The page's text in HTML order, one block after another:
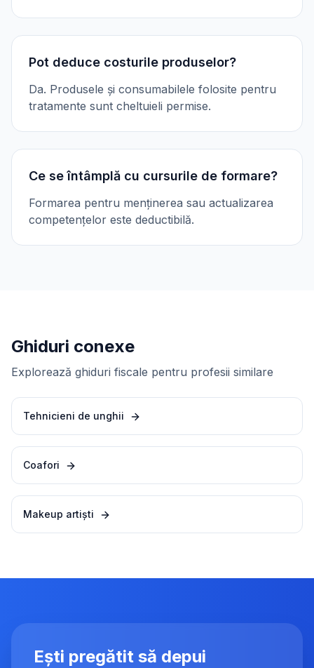
Pot deduce costurile produselor?
Da. Produsele și consumabilele folosite pentru
tratamente sunt cheltuieli permise.
Ce se întâmplă cu cursurile de formare?
Formarea pentru menținerea sau actualizarea
competențelor este deductibilă.
Ghiduri conexe
Explorează ghiduri fiscale pentru profesii similare
Tehnicieni de unghii
Coafori
Makeup artiști
Ești pregătit să depui